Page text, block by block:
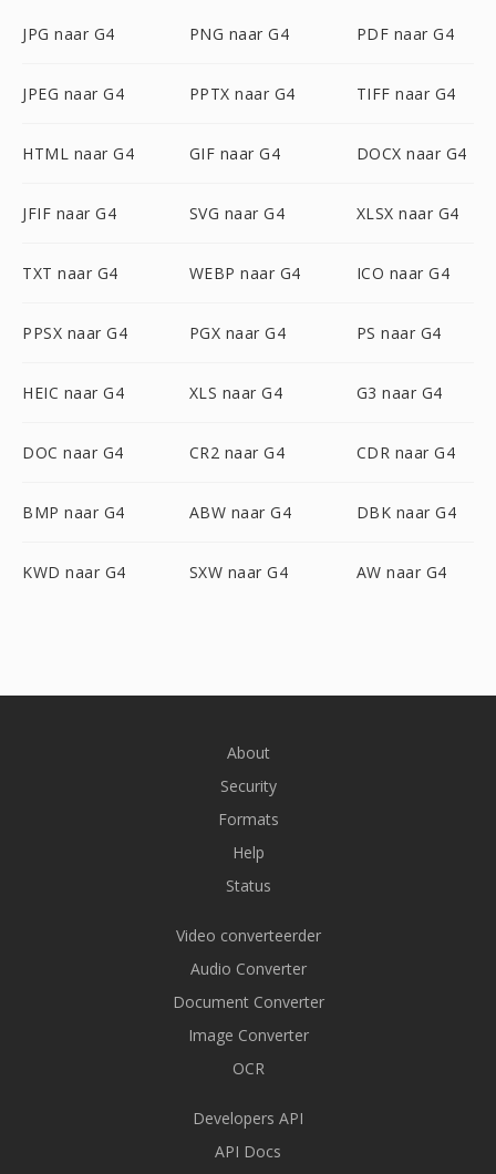
JPG naar G4 PNG naar G4 PDF naar G4
JPEG naar G4 PPTX naar G4 TIFF naar G4
HTML naar G4 GIF naar G4 DOCX naar G4
JFIF naar G4 SVG naar G4 XLSX naar G4
TXT naar G4 WEBP naar G4 ICO naar G4
PPSX naar G4 PGX naar G4 PS naar G4
HEIC naar G4 XLS naar G4 G3 naar G4
DOC naar G4 CR2 naar G4 CDR naar G4
BMP naar G4 ABW naar G4 DBK naar G4
KWD naar G4 SXW naar G4 AW naar G4
About
Security
Formats
Help
Status
Video converteerder
Audio Converter
Document Converter
Image Converter
OCR
Developers API
API Docs